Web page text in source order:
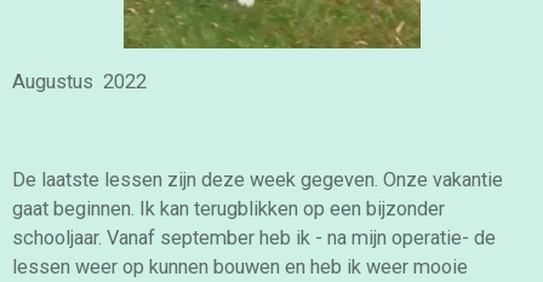
Augustus 2022
De laatste lessen zijn deze week gegeven. Onze vakantie
gaat beginnen. Ik kan terugblikken op een bijzonder
schooljaar. Vanaf september heb ik - na mijn operatie- de
lessen weer op kunnen bouwen en heb ik weer mooie